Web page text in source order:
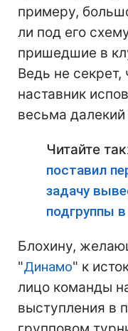
примеру,
ли под его
пришедшие в
Ведь не секрет,
наставник
весьма
Читайте
поставил
задачу
подгруппы
Блохину,
"Динамо" к
лицо команды
выступления в